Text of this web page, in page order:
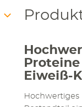
Eiweiß-
Hochwertiges